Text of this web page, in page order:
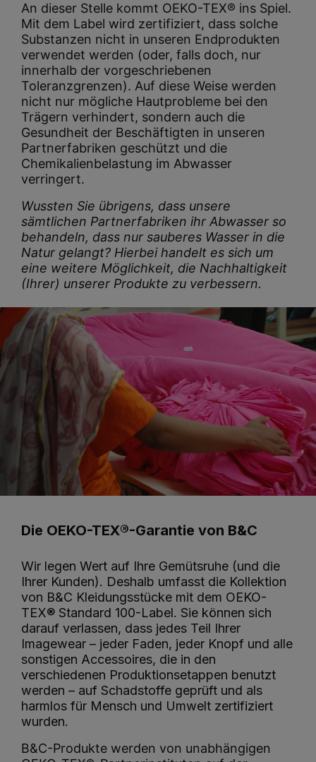
An dieser Stelle kommt OEKO-TEX® ins Spiel.
Mit dem Label wird zertifiziert, dass solche
Substanzen nicht in unseren Endprodukten
verwendet werden (oder, falls doch, nur
innerhalb der vorgeschriebenen
Toleranzgrenzen). Auf diese Weise werden
nicht nur mögliche Hautprobleme bei den
Trägern verhindert, sondern auch die
Gesundheit der Beschäftigten in unseren
Partnerfabriken geschützt und die
Chemikalienbelastung im Abwasser
verringert.
Wussten Sie übrigens, dass unsere
sämtlichen Partnerfabriken ihr Abwasser so
behandeln, dass nur sauberes Wasser in die
Natur gelangt? Hierbei handelt es sich um
eine weitere Möglichkeit, die Nachhaltigkeit
(Ihrer) unserer Produkte zu verbessern.
Die OEKO-TEX®-Garantie von B&C
Wir legen Wert auf Ihre Gemütsruhe (und die
Ihrer Kunden). Deshalb umfasst die Kollektion
von B&C Kleidungsstücke mit dem OEKO-
TEX® Standard 100-Label. Sie können sich
darauf verlassen, dass jedes Teil Ihrer
Imagewear – jeder Faden, jeder Knopf und alle
sonstigen Accessoires, die in den
verschiedenen Produktionsetappen benutzt
werden – auf Schadstoffe geprüft und als
harmlos für Mensch und Umwelt zertifiziert
wurden.
B&C-Produkte werden von unabhängigen